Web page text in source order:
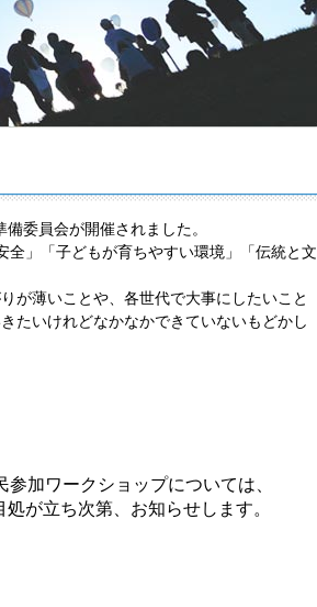
委員会が開催されました。
」「子どもが育ちやすい環境」「伝統と文
が薄いことや、各世代で大事にしたいこと
たいけれどなかなかできていないもどかし
加ワークショップについては、
処が立ち次第、お知らせします。